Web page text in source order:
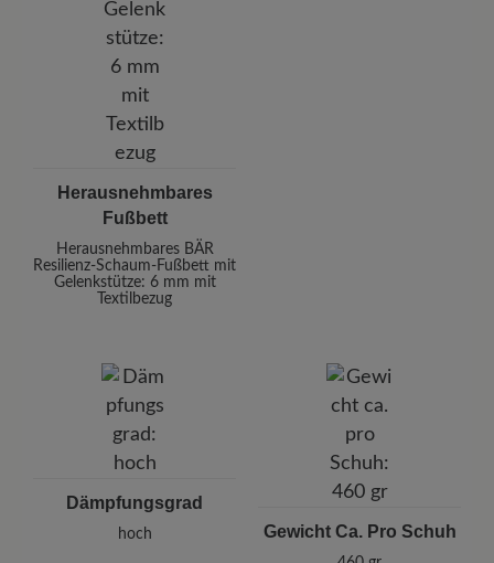
Herausnehmbares
Fußbett
Herausnehmbares BÄR
Resilienz-Schaum-Fußbett mit
Gelenkstütze: 6 mm mit
Textilbezug
Dämpfungsgrad
hoch Gewicht Ca. Pro Schuh